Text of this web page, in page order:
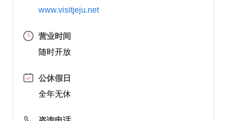
www.visitjeju.net
营业时间
随时开放
公休假日
全年无休